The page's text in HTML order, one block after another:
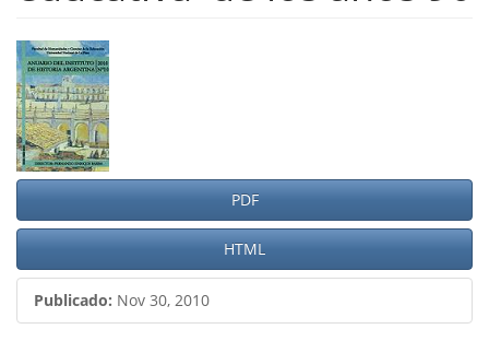
Barra
lateral
del
artículo
PDF
HTML
Publicado: Nov 30, 2010